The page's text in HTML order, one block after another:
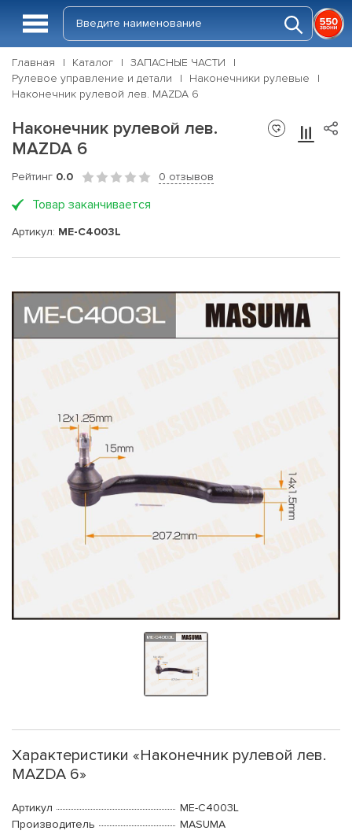
Главная Каталог
ЗАПАСНЫЕ ЧАСТИ
Рулевое управление и детали
Наконечники рулевые
Наконечник рулевой лев. MAZDA 6
Наконечник рулевой лев.
MAZDA 6
Рейтинг 0.0 0 отзывов
Товар заканчивается
Артикул: ME-C4003L
Характеристики «Наконечник рулевой лев.
MAZDA 6»
Артикул
ME-C4003L
Производитель
MASUMA